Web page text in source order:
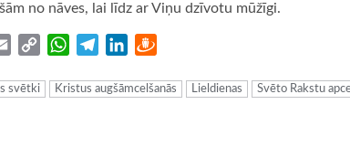
no nāves, lai līdz ar Viņu dzīvotu mūžīgi.
Email
Copy
WhatsApp
TelegramLinkedIn
svētki Kristus augšāmcelšanās Lieldienas Svēto Rakstu